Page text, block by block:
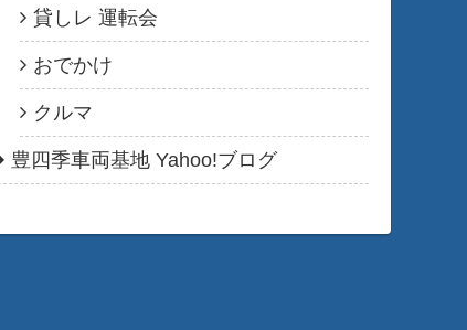
貸しレ 運転会
おでかけ
クルマ
豊四季車両基地 Yahoo!ブログ